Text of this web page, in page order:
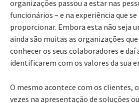
organizações passou a estar nas
funcionários – e na experiência que
proporcionar. Embora esta não seja
ainda são muitas as organizações
conhecer os seus colaboradores e daí
identificarem com os valores da sua
O mesmo acontece com os clientes,
vezes na apresentação de soluções